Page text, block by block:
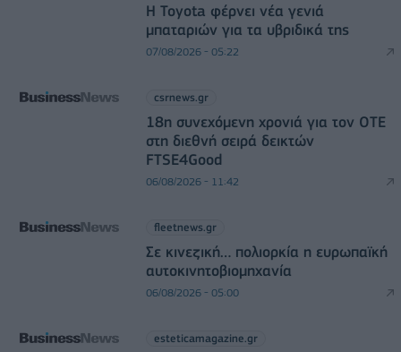
Η Toyota φέρνει νέα γενιά
μπαταριών για τα υβριδικά της
07/08/2026 - 05:22
csrnews.gr
18η συνεχόμενη χρονιά για τον ΟΤΕ
στη διεθνή σειρά δεικτών
FTSE4Good
06/08/2026 - 11:42
fleetnews.gr
Σε κινεζική… πολιορκία η ευρωπαϊκή
αυτοκινητοβιομηχανία
06/08/2026 - 05:00
esteticamagazine.gr